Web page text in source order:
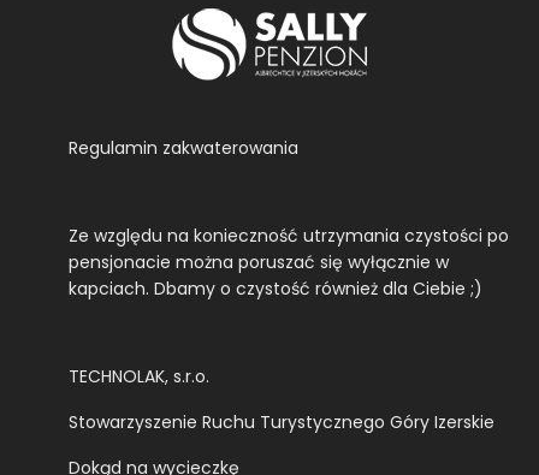
Regulamin zakwaterowania
Ze względu na konieczność utrzymania czystości po
pensjonacie można poruszać się wyłącznie w
kapciach. Dbamy o czystość również dla Ciebie ;)
TECHNOLAK, s.r.o.
Stowarzyszenie Ruchu Turystycznego Góry Izerskie
Dokąd na wycieczkę